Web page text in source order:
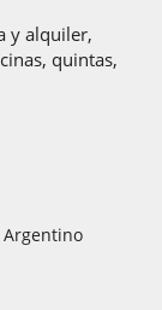
y alquiler,
quintas,